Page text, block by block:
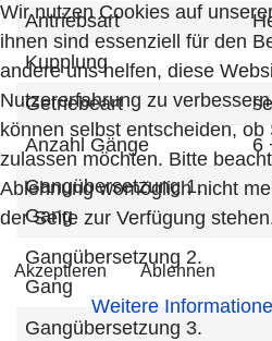
Antriebsart
Kupplung
Getriebeart
Anzahl Gänge
6
Gangübersetzung 1.
Gang
Gangübersetzung 2.
Gang
Gangübersetzung 3.
Wir nutzen Cookies auf
ihnen sind essenziell für den
andere uns helfen, diese
Nutzererfahrung zu
können selbst entscheiden, ob
zulassen möchten. Bitte
Ablehnung womöglich nicht
der Seite zur Verfügung
Akzeptieren Ablehnen
Weitere